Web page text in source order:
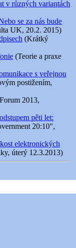
v různých variantách
se za nás bude
UK, 20.2. 2015)
(Krátký
(Teorie a praxe
s veřejnou
postižením,
2013,
pěti let:
20:10",
elektronických
úterý 12.3.2013)